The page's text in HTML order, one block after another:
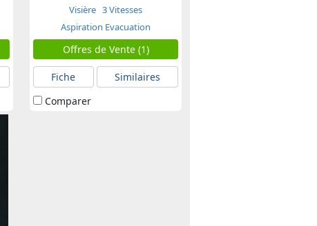
Visière 3 Vitesses
Aspiration Evacuation
Offres de Vente (1)
Fiche
Similaires
Comparer